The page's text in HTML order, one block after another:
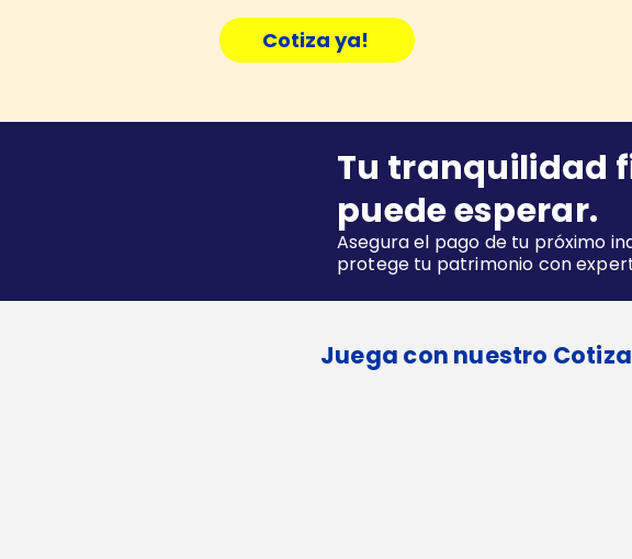
Cotiza ya!
Tu tranquilidad
puede esperar.
Asegura el pago de tu próximo
protege tu patrimonio con
Juega con nuestro